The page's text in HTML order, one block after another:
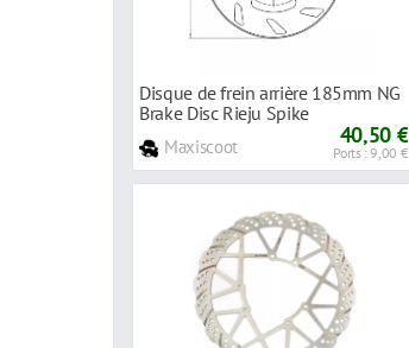
Disque de frein arrière 185mm NG
Brake Disc Rieju Spike
Maxiscoot 40,50 €
Ports : 9,00 €